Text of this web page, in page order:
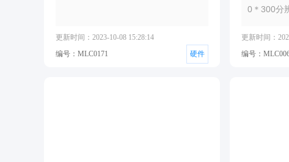
更新时间：2023-10-08 15:28:14
编号：MLC0171
硬件
0＊300分
更新时间：
编号：